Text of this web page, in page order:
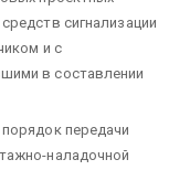
сигнализации
и с
в составлении
передачи
наладочной